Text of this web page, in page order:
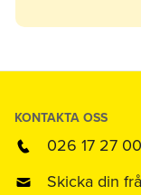
KONTAKTA OSS
026 17 27 00
Skicka din